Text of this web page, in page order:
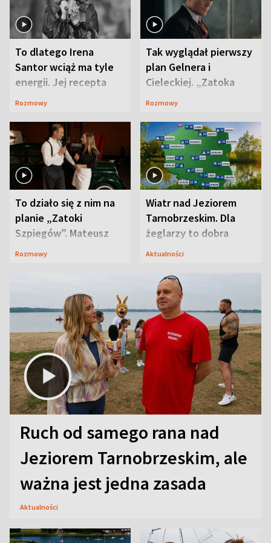
To dlatego Irena
Santor wciąż ma tyle
energii. Jej recepta
jest zaskakująco
Rozmowy
Tak wyglądał pierwszy
plan Gelnera i
Cieleckiej. „Zatoka
szpiegów” od razu ich
Rozmowy
To działo się z nim na
planie „Zatoki
Szpiegów”. Mateusz
Janicki odsłonił
Rozmowy
Wiatr nad Jeziorem
Tarnobrzeskim. Dla
żeglarzy to dobra
wiadomość
Aktualności
Ruch od samego rana nad
Jeziorem Tarnobrzeskim, ale
ważna jest jedna zasada
Aktualności